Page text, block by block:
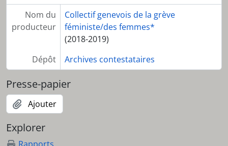
Nom du
producteur
Collectif genevois de la grève
féministe/des femmes*
(2018-2019)
Dépôt
Archives contestataires
Presse-papier
Ajouter
Explorer